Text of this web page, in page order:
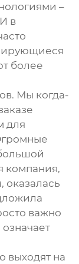
–
в
более
Мы когда-
для
компания,
оказалась
важно
выходят на